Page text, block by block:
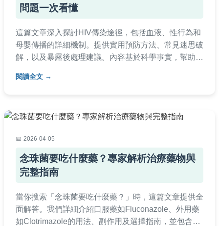
問題一次看懂
這篇文章深入探討HIV傳染途徑，包括血液、性行為和
母嬰傳播的詳細機制。提供實用預防方法、常見迷思破
解，以及暴露後處理建議。內容基於科學事實，幫助您
己與他人。
閱讀全文
2026-04-05
念珠菌要吃什麼藥？專家解析治療藥物與
完整指南
當你搜索「念珠菌要吃什麼藥？」時，這篇文章提供全
面解答。我們詳細介紹口服藥如Fluconazole、外用藥
如Clotrimazole的用法、副作用及選擇指南，並包含常